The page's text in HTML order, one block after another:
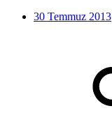
30 Temmuz 2013